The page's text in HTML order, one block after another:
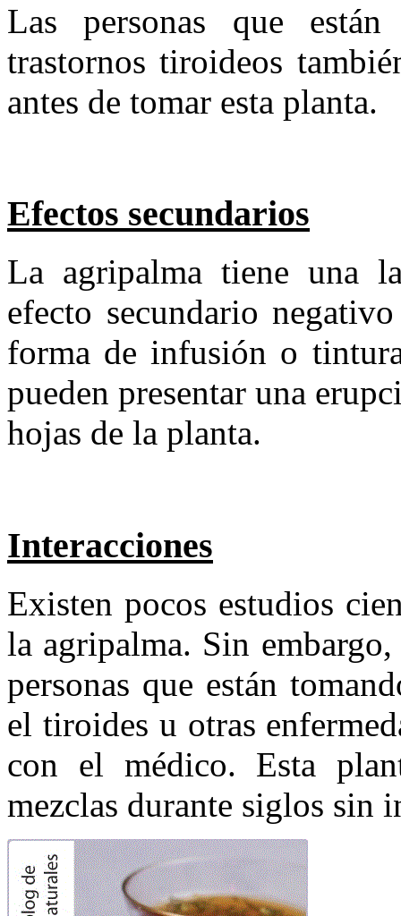
Las personas que están
trastornos tiroideos
antes de tomar esta planta.
Efectos secundarios
La agripalma tiene una
efecto secundario
forma de infusión o
pueden presentar una
hojas de la planta.
Interacciones
Existen pocos estudios
la agripalma. Sin
personas que están
el tiroides u otras
con el médico. Esta
mezclas durante siglos sin